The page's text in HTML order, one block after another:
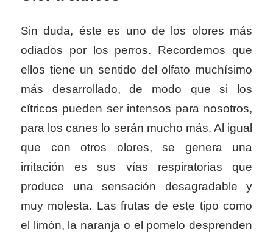
Sin duda, éste es uno de los olores más
odiados por los perros. Recordemos que
ellos tiene un sentido del olfato muchí­simo
más desarrollado, de modo que si los
cítricos pueden ser intensos para nosotros,
para los canes lo serán mucho más. Al igual
que con otros olores, se genera una
irritación es sus vías respiratorias que
produce una sensación desagradable y
muy molesta. Las frutas de este tipo como
el limón, la naranja o el pomelo desprenden